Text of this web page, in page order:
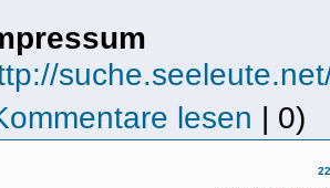
lesen | 0)